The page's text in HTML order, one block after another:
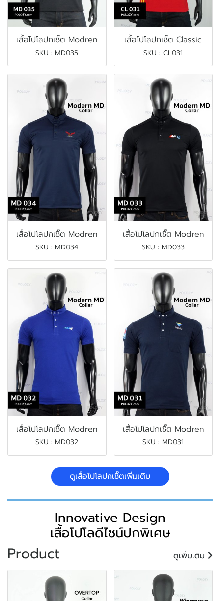
เสื้อโปโลปกเชิ๊ต Modren
SKU : MD035
เสื้อโปโลปกเชิ๊ต Classic
SKU : CL031
เสื้อโปโลปกเชิ๊ต Modren
SKU : MD034
เสื้อโปโลปกเชิ๊ต Modren
SKU : MD033
เสื้อโปโลปกเชิ๊ต Modren
SKU : MD032
เสื้อโปโลปกเชิ๊ต Modren
SKU : MD031
ดูเสื้อโปโลปกเชิ๊ตเพิ่มเติม
Innovative Design
เสื้อโปโลดีไซน์ปกพิเศษ
Product ดูเพิ่มเติม